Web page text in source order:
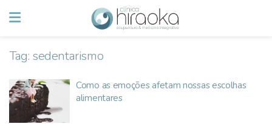
Tag: sedentarismo
Como as emoções afetam nossas escolhas
alimentares